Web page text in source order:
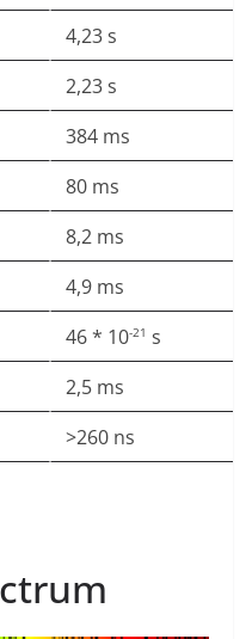
4,23 s
2,23 s
384 ms
80 ms
8,2 ms
4,9 ms
46 * 10-21 s
2,5 ms
>260 ns